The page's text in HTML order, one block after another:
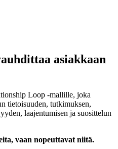
asiakkaan
Loop -mallille, joka
tietoisuuden, tutkimuksen,
laajentumisen ja suosittelun
vaan nopeuttavat niitä.